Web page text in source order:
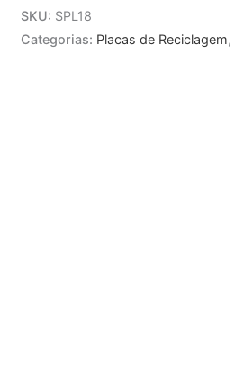
SKU: SPL18
Categorias: Placas de Reciclagem,